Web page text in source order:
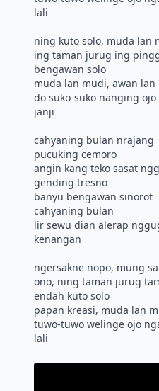
lali
ning kuto solo, muda lan
ing taman jurug ing
bengawan solo
muda lan mudi, awan lan
do suko-suko nanging
janji
cahyaning bulan nrajang
pucuking cemoro
angin kang teko sasat
gending tresno
banyu bengawan sinorot
cahyaning bulan
lir sewu dian alerap
kenangan
ngersakne nopo, mung
ono, ning taman jurug
endah kuto solo
papan kreasi, muda lan
tuwo-tuwo welinge ojo